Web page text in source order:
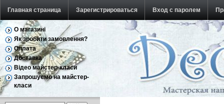
Главная страница Зарегистрироваться Вход с паролем
Обратная связь
О магазині
Як зробити замовлення?
Оплата
Доставка
Відео майстер-класи
Запрошуємо на майстер-
класи